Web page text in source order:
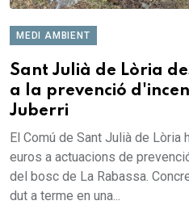
MEDI AMBIENT
Sant Julià de Lòria
a la prevenció
Juberri
El Comú de Sant Julià de Lòria
euros a actuacions de
del bosc de La Rabassa.
dut a terme en una...